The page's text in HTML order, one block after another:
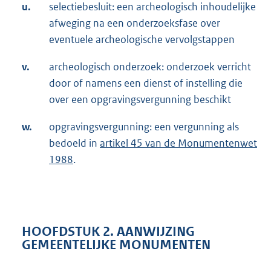
u.
selectiebesluit: een archeologisch inhoudelijke
afweging na een onderzoeksfase over
eventuele archeologische vervolgstappen
v.
archeologisch onderzoek: onderzoek verricht
door of namens een dienst of instelling die
over een opgravingsvergunning beschikt
w.
opgravingsvergunning: een vergunning als
bedoeld in artikel 45 van de Monumentenwet
1988.
HOOFDSTUK 2. AANWIJZING
GEMEENTELIJKE MONUMENTEN